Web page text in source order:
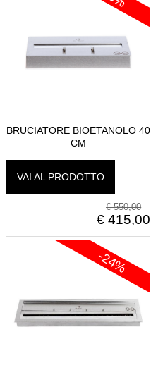
BRUCIATORE BIOETANOLO 40
CM
VAI AL PRODOTTO
€ 550,00
€ 415,00
-24%